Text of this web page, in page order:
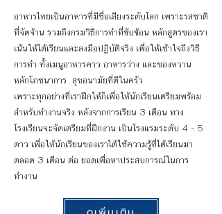
อาหารไทยเป็นอาหารที่มีชื่อเสียงระดับโลก เพราะรสชาติ
ที่จัดจ้าน รวมถึงกรมวิธีการทำที่ซับซ้อน หลักสูตรของเรา
เน้นให้ได้เรียนและลงมือปฏิบัติจริง เพื่อให้เข้าใจถึงวิธี
การทำ ทั้งเมนูอาหารคาว อาหารว่าง และของหวาน
หลักโภชนาการ สุขอนามัยที่ดีในครัว
เพราะทุกอย่างที่เราฝึกให้ก็เพื่อให้นักเรียนเตรียมพร้อม
สำหรับทำงานจริง หลังจากการเรียน 3 เดือน ทาง
โรงเรียนจะจัดเตรียมที่ฝึกงาน เป็นโรงแรมระดับ 4 - 5
ดาว เพื่อให้นักเรียนของเราได้ใช้ความรู้ที่ได้เรียนมา
ตลอด 3 เดือน ต่อ ยอดเพื่อหาประสบการณ์ในการ
ทำงาน